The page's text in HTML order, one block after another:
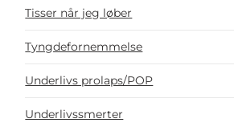
Tisser når jeg løber
Tyngdefornemmelse
Underlivs prolaps/POP
Underlivssmerter